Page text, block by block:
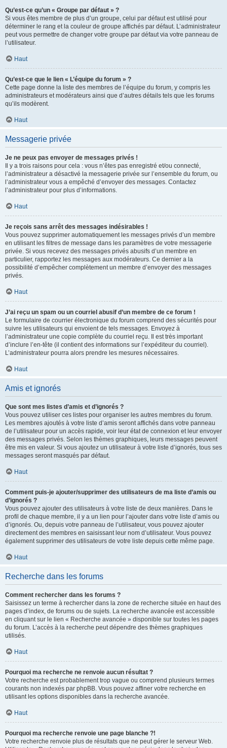
Qu’est-ce qu’un « Groupe par défaut » ?
Si vous êtes membre de plus d’un groupe, celui par défaut est utilisé pour
déterminer le rang et la couleur de groupe affichés par défaut. L’administrateur
peut vous permettre de changer votre groupe par défaut via votre panneau de
l’utilisateur.
Haut
Qu’est-ce que le lien « L’équipe du forum » ?
Cette page donne la liste des membres de l’équipe du forum, y compris les
administrateurs et modérateurs ainsi que d’autres détails tels que les forums
qu’ils modèrent.
Haut
Messagerie privée
Je ne peux pas envoyer de messages privés !
Il y a trois raisons pour cela : vous n’êtes pas enregistré et/ou connecté,
l’administrateur a désactivé la messagerie privée sur l’ensemble du forum, ou
l’administrateur vous a empêché d’envoyer des messages. Contactez
l’administrateur pour plus d’informations.
Haut
Je reçois sans arrêt des messages indésirables !
Vous pouvez supprimer automatiquement les messages privés d’un membre
en utilisant les filtres de message dans les paramètres de votre messagerie
privée. Si vous recevez des messages privés abusifs d’un membre en
particulier, rapportez les messages aux modérateurs. Ce dernier a la
possibilité d’empêcher complètement un membre d’envoyer des messages
privés.
Haut
J’ai reçu un spam ou un courriel abusif d’un membre de ce forum !
Le formulaire de courrier électronique du forum comprend des sécurités pour
suivre les utilisateurs qui envoient de tels messages. Envoyez à
l’administrateur une copie complète du courriel reçu. Il est très important
d’inclure l’en-tête (il contient des informations sur l’expéditeur du courriel).
L’administrateur pourra alors prendre les mesures nécessaires.
Haut
Amis et ignorés
Que sont mes listes d’amis et d’ignorés ?
Vous pouvez utiliser ces listes pour organiser les autres membres du forum.
Les membres ajoutés à votre liste d’amis seront affichés dans votre panneau
de l’utilisateur pour un accès rapide, voir leur état de connexion et leur envoyer
des messages privés. Selon les thèmes graphiques, leurs messages peuvent
être mis en valeur. Si vous ajoutez un utilisateur à votre liste d’ignorés, tous ses
messages seront masqués par défaut.
Haut
Comment puis-je ajouter/supprimer des utilisateurs de ma liste d’amis ou
d’ignorés ?
Vous pouvez ajouter des utilisateurs à votre liste de deux manières. Dans le
profil de chaque membre, il y a un lien pour l’ajouter dans votre liste d’amis ou
d’ignorés. Ou, depuis votre panneau de l’utilisateur, vous pouvez ajouter
directement des membres en saisissant leur nom d’utilisateur. Vous pouvez
également supprimer des utilisateurs de votre liste depuis cette même page.
Haut
Recherche dans les forums
Comment rechercher dans les forums ?
Saisissez un terme à rechercher dans la zone de recherche située en haut des
pages d’index, de forums ou de sujets. La recherche avancée est accessible
en cliquant sur le lien « Recherche avancée » disponible sur toutes les pages
du forum. L’accès à la recherche peut dépendre des thèmes graphiques
utilisés.
Haut
Pourquoi ma recherche ne renvoie aucun résultat ?
Votre recherche est probablement trop vague ou comprend plusieurs termes
courants non indexés par phpBB. Vous pouvez affiner votre recherche en
utilisant les options disponibles dans la recherche avancée.
Haut
Pourquoi ma recherche renvoie une page blanche ?!
Votre recherche renvoie plus de résultats que ne peut gérer le serveur Web.